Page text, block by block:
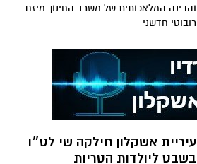
והבינה המלאכותית של משרד החינוך מיזם
רובוטי חדשני
עיריית אשקלון חילקה שי לט״ו
בשבט ליולדות הטריות